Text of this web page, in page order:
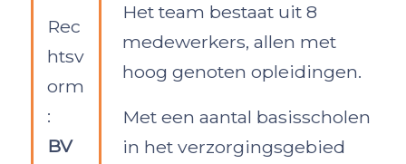
Rec
htsv
orm
:
BV
Het team bestaat uit 8
medewerkers, allen met
hoog genoten opleidingen.
Met een aantal basisscholen
in het verzorgingsgebied